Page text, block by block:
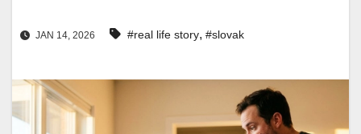
JAN 14, 2026 #real life story, #slovak